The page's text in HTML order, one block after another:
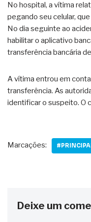
No hospital, a vítima
pegando seu celular,
No dia seguinte ao
habilitar o aplicativo
transferência bancária
A vítima entrou em
transferência. As
identificar o suspeito. O
Marcações:
Deixe um